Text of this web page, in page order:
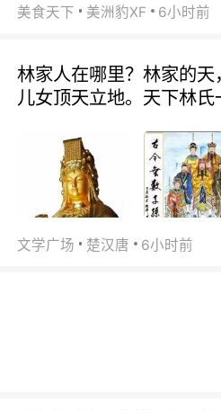
美食天下 美洲豹XF 6小时前
林家人在哪里？林家的
儿女顶天立地。天下林氏
文学广场 楚汉唐 6小时前